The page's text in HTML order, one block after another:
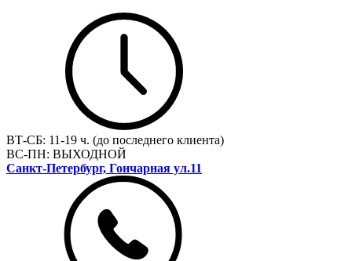
ВТ-СБ: 11-19 ч. (до последнего клиента)
ВС-ПН: ВЫХОДНОЙ
Санкт-Петербург, Гончарная ул.11